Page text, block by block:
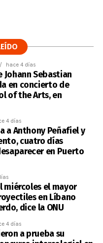
hace 4 días
Johann Sebastian
en concierto de
of the Arts, en
4 días
a Anthony Peñafiel y
cuatro días
en Puerto
miércoles el mayor
en Líbano
dice la ONU
4 días
a prueba su